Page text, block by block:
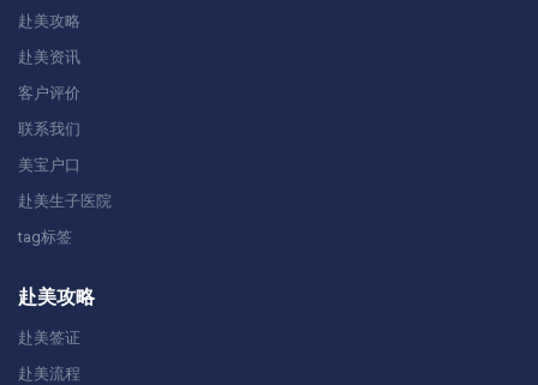
赴美攻略
赴美资讯
客户评价
联系我们
美宝户口
赴美生子医院
tag标签
赴美攻略
赴美签证
赴美流程